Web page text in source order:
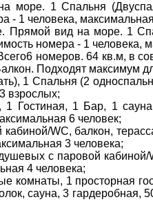
море. 1 Спальня
- 1 человека,
вид на море. 1
номера - 1 человека,
номеров. 64 кв.м, в
Подходят максимум
1 Спальня (2
взрослых;
1 Гостиная, 1 Бар, 1
6 человек;
WC, балкон,
3 человека;
с паровой кабиной/
4 человека;
комнаты, 1 просторная
сауна, 3